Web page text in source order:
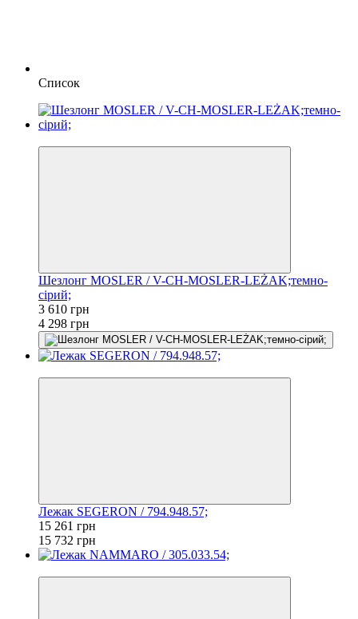
Список
Шезлонг MOSLER / V-CH-MOSLER-LEŻAK;темно-
сірий;
3 610 грн
4 298 грн
Лежак SEGERON / 794.948.57;
15 261 грн
15 732 грн